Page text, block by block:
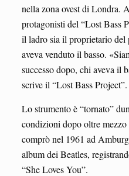
nella zona ovest di Londra.
protagonisti del “Lost Bass
il ladro sia il proprietario
aveva venduto il basso.
successo dopo, chi aveva il
scrive il “Lost Bass Project”.
Lo strumento è “tornato”
condizioni dopo oltre
comprò nel 1961 ad
album dei Beatles,
“She Loves You”.